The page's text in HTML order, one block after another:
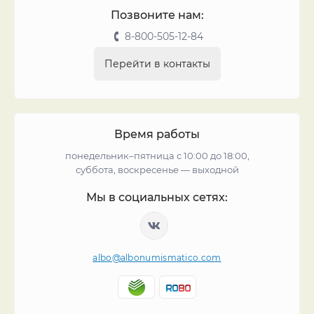
Позвоните нам:
8-800-505-12-84
Перейти в контакты
Время работы
понедельник–пятница с 10:00 до 18:00,
суббота, воскресенье — выходной
Мы в социальных сетях:
albo@albonumismatico.com